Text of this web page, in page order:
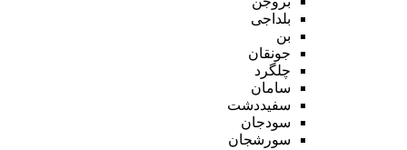
بلداجی
بن
جونقان
چلگرد
سامان
سفیددشت
سودجان
سورشجان